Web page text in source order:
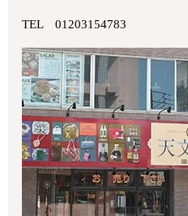
TEL 01203154783